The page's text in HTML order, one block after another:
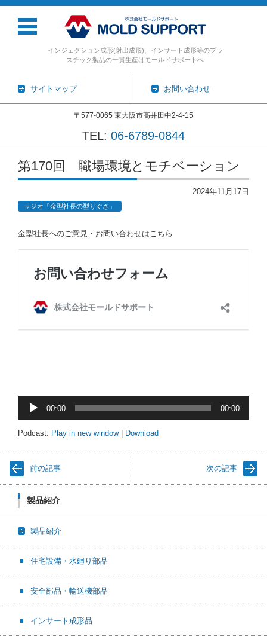
インジェクション成形(射出成形)、インサート成形等のプラ
スチック製品の一貫生産はモールドサポートへ
サイトマップ お問い合わせ
〒577-0065 東大阪市高井田中2-4-15
TEL: 06-6789-0844
コンテンツに移動
第170回 職場環境とモチベーション
2024年11月17日
ラジオ「金型社長の型りぐさ」
金型社長へのご意見・お問い合わせはこちら
プ
ヤ
ー
00:00 00:00
Podcast: Play in new window| Download
前の記事 次の記事
製品紹介
製品紹介
住宅設備・水廻り部品
安全部品・輸送機部品
インサート成形品